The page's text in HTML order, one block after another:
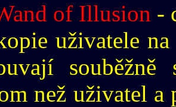
of Illusion -
uživatele
než uživatel a